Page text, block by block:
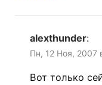
alexthunder:
Пн, 12 Ноя, 2007
Вот только